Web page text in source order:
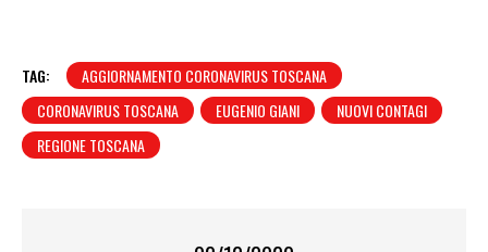
TAG:
AGGIORNAMENTO CORONAVIRUS TOSCANA
CORONAVIRUS TOSCANA
EUGENIO GIANI
NUOVI CONTAGI
REGIONE TOSCANA